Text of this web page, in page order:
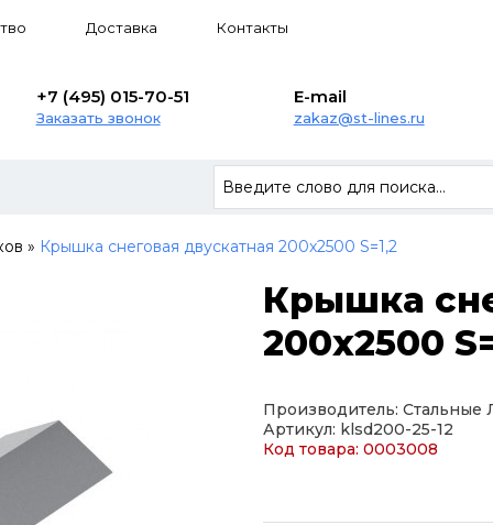
Доставка Контакты
+7 (495) 015-70-51
Заказать звонок
E-mail
zakaz@st-lines.ru
» Крышка снеговая двускатная 200х2500 S=1,2
Крышка
200х2500
Производитель: Стальные
Артикул: klsd200-25-12
Код товара: 0003008